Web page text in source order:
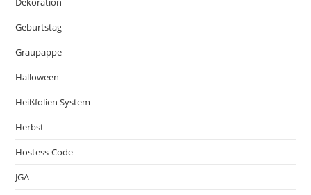
Geburtstag
Graupappe
Halloween
Heißfolien System
Herbst
Hostess-Code
JGA